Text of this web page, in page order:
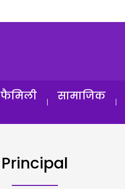
फैमिली सामाजिक
Principal